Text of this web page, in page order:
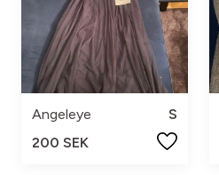
Angeleye
S
200 SEK